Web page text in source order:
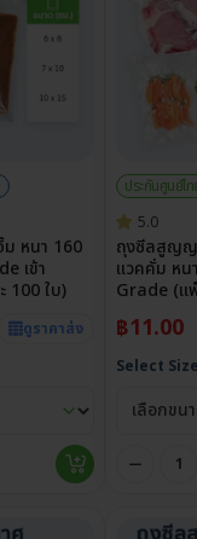
ม หนา 160
เข้า
100 ใบ)
ดูราคาส่ง
ประกันศูนย์ไ
5.0
ถุงซีลสูญญ
แวคคั่ม หนา 160 ไมครอน Food
Grade (แ
฿11.00
Select Size